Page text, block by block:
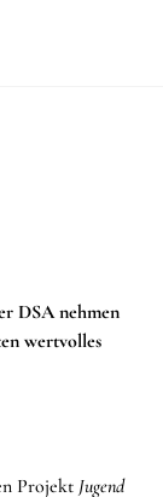
DSA nehmen
wertvolles
Projekt Jugend